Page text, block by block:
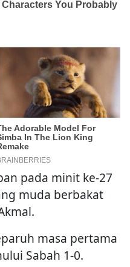
pada minit ke-27
muda berbakat
masa pertama
Sabah 1-0.